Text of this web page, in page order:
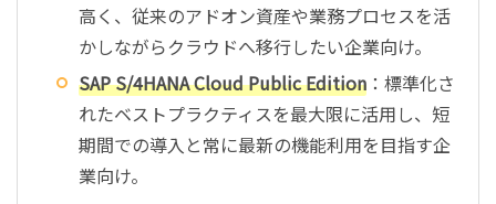
高く、従来のアドオン資産や業務プロセスを活
かしながらクラウドへ移行したい企業向け。
SAP S/4HANA Cloud Public Edition ：標準化さ
れたベストプラクティスを最大限に活用し、短
期間での導入と常に最新の機能利用を目指す企
業向け。